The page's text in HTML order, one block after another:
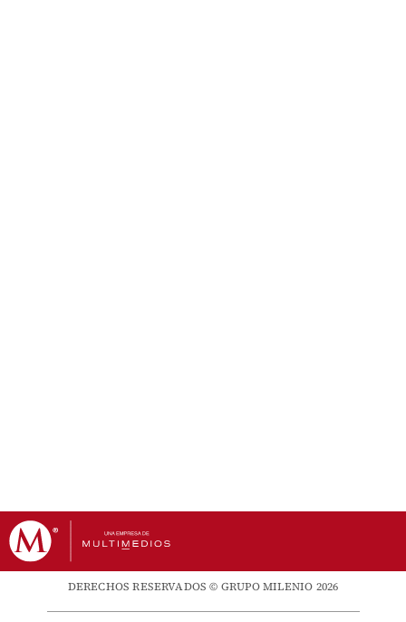
DERECHOS RESERVADOS © GRUPO MILENIO 2026